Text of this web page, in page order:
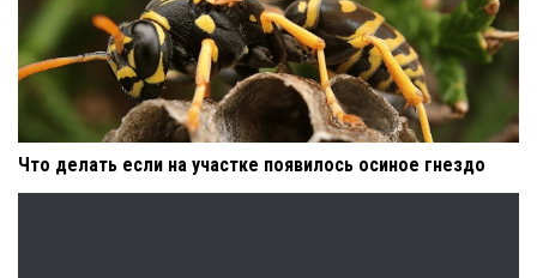
Что делать если на участке появилось осиное гнездо